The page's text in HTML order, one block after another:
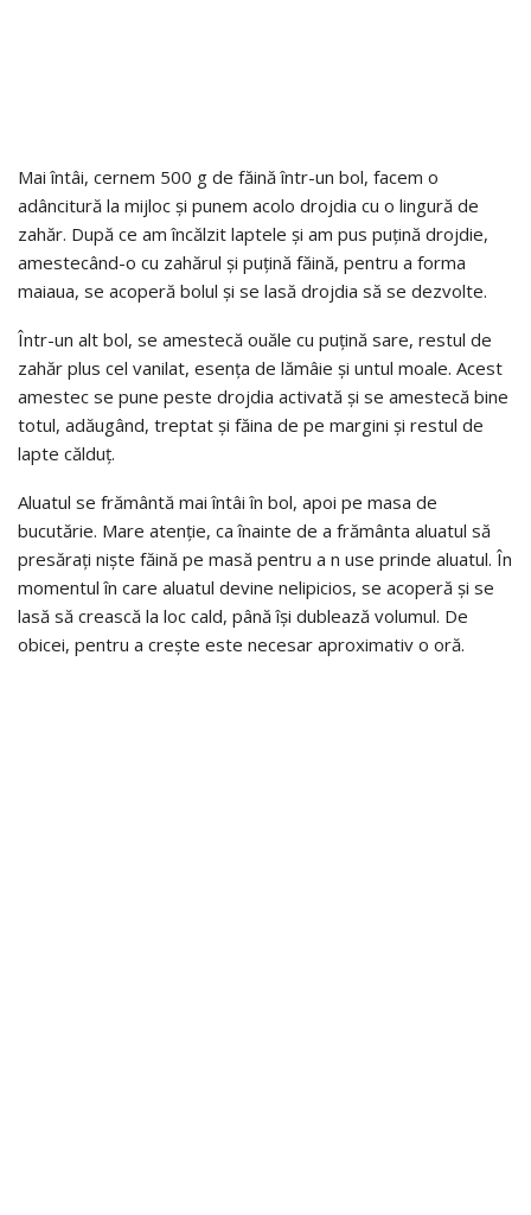
Mai întâi, cernem 500 g de făină într-un bol, facem o
adâncitură la mijloc și punem acolo drojdia cu o lingură de
zahăr. După ce am încălzit laptele și am pus puțină drojdie,
amestecând-o cu zahărul și puțină făină, pentru a forma
maiaua, se acoperă bolul și se lasă drojdia să se dezvolte.
Într-un alt bol, se amestecă ouăle cu puțină sare, restul de
zahăr plus cel vanilat, esența de lămâie și untul moale. Acest
amestec se pune peste drojdia activată și se amestecă bine
totul, adăugând, treptat și făina de pe margini și restul de
lapte călduț.
Aluatul se frământă mai întâi în bol, apoi pe masa de
bucutărie. Mare atenție, ca înainte de a frământa aluatul să
presărați niște făină pe masă pentru a n use prinde aluatul. În
momentul în care aluatul devine nelipicios, se acoperă și se
lasă să crească la loc cald, până își dublează volumul. De
obicei, pentru a crește este necesar aproximativ o oră.